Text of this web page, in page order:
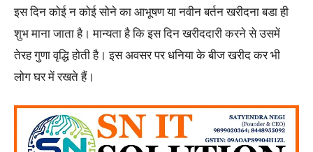
इस दिन कोई न कोई सोने का आभूषण या नवीन बर्तन खरीदना बडा ही
शुभ माना जाता है। मान्यता है कि इस दिन खरीददारी करने से उसमें
तेरह गुणा वृद्धि होती है। इस अवसर पर धनिया के बीज खरीद कर भी
लोग घर में रखते हैं।